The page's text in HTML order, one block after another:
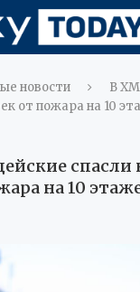
новости
В
от пожара на 10
спасли
на 10